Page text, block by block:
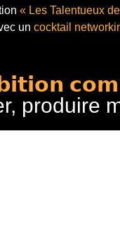
« Les Talentueux
un cocktail
produire